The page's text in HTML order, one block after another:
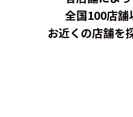
全国100店舗
お近くの店舗を